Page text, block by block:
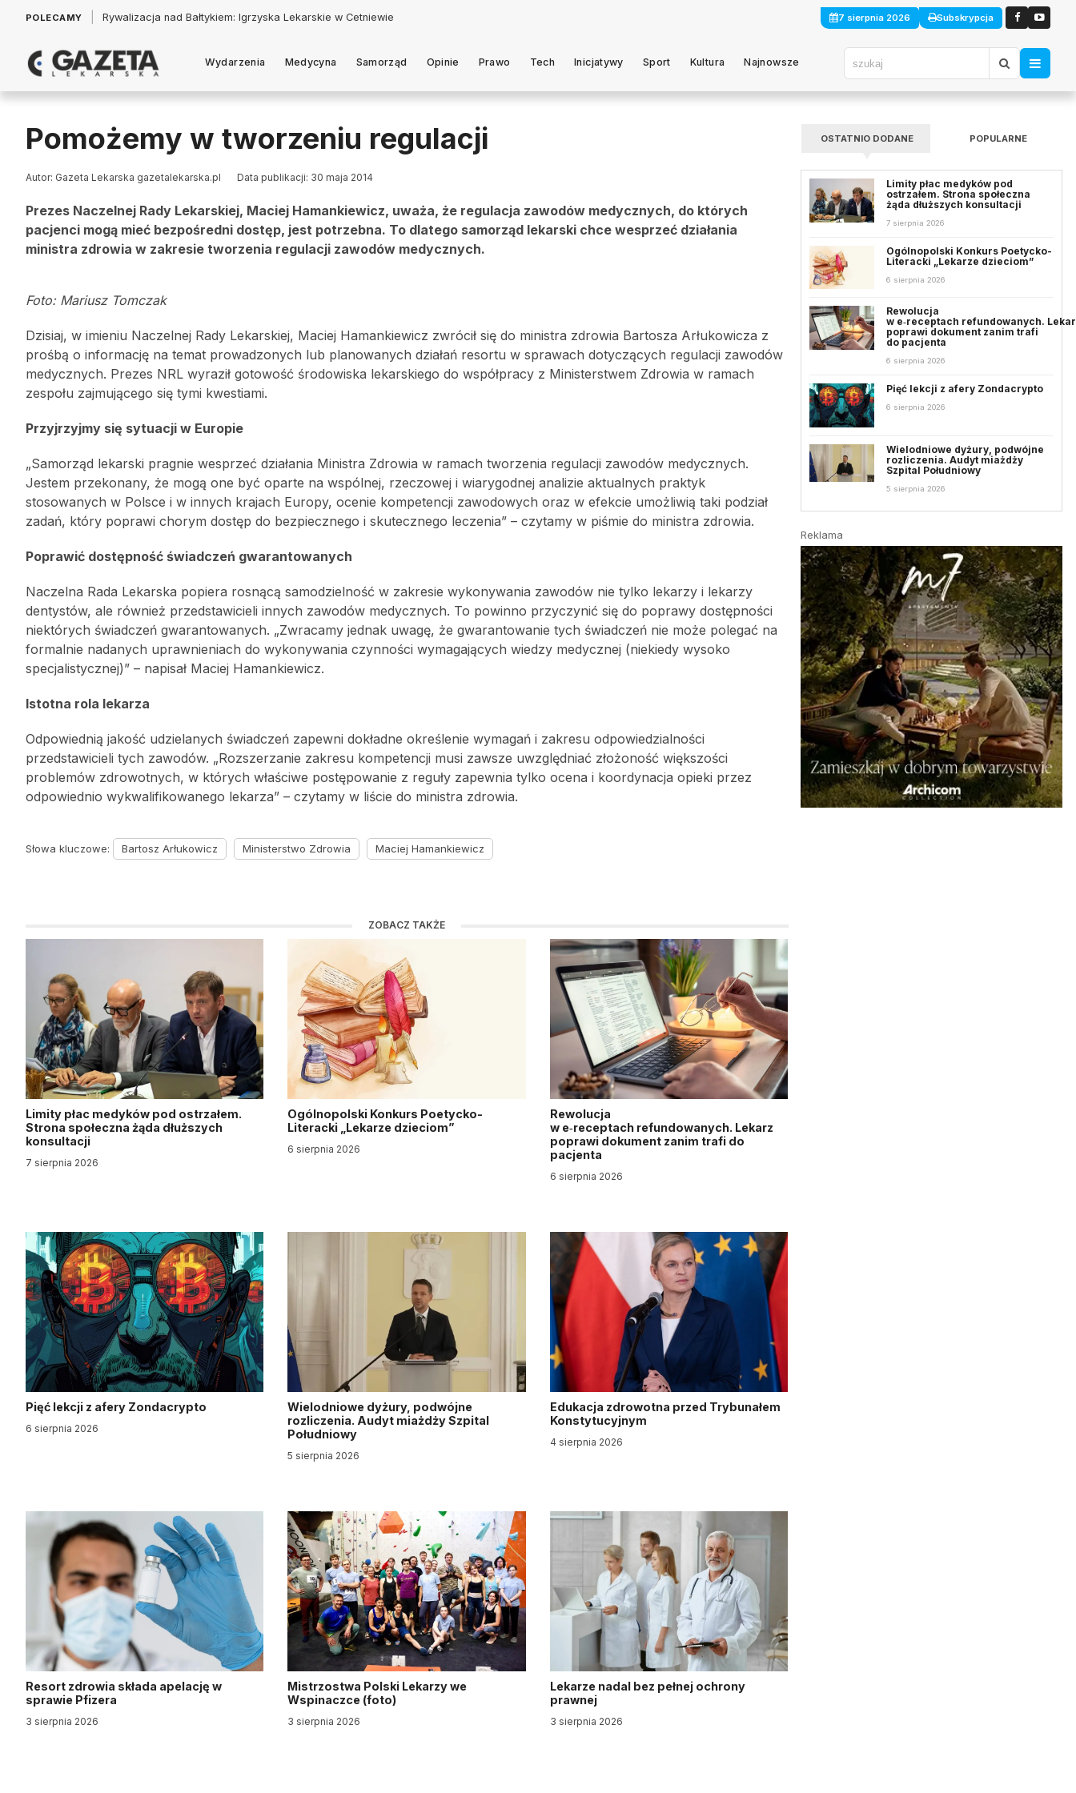
POLECAMY Łukasz Jankowski: Politycy w pogoni za króliczkiem 7 sierpnia 2026 Subskrypcja
Wydarzenia Medycyna Samorząd Opinie Prawo Tech Inicjatywy Sport Kultura Najnowsze
Pomożemy w tworzeniu regulacji
Autor: Gazeta Lekarska gazetalekarska.pl Data publikacji: 30 maja 2014
Prezes Naczelnej Rady Lekarskiej, Maciej Hamankiewicz, uważa, że regulacja zawodów medycznych, do których
pacjenci mogą mieć bezpośredni dostęp, jest potrzebna. To dlatego samorząd lekarski chce wesprzeć działania
ministra zdrowia w zakresie tworzenia regulacji zawodów medycznych.
Foto: Mariusz Tomczak
Dzisiaj, w imieniu Naczelnej Rady Lekarskiej, Maciej Hamankiewicz zwrócił się do ministra zdrowia Bartosza Arłukowicza z
prośbą o informację na temat prowadzonych lub planowanych działań resortu w sprawach dotyczących regulacji zawodów
medycznych. Prezes NRL wyraził gotowość środowiska lekarskiego do współpracy z Ministerstwem Zdrowia w ramach
zespołu zajmującego się tymi kwestiami.
Przyjrzyjmy się sytuacji w Europie
„Samorząd lekarski pragnie wesprzeć działania Ministra Zdrowia w ramach tworzenia regulacji zawodów medycznych.
Jestem przekonany, że mogą one być oparte na wspólnej, rzeczowej i wiarygodnej analizie aktualnych praktyk
stosowanych w Polsce i w innych krajach Europy, ocenie kompetencji zawodowych oraz w efekcie umożliwią taki podział
zadań, który poprawi chorym dostęp do bezpiecznego i skutecznego leczenia” – czytamy w piśmie do ministra zdrowia.
Poprawić dostępność świadczeń gwarantowanych
Naczelna Rada Lekarska popiera rosnącą samodzielność w zakresie wykonywania zawodów nie tylko lekarzy i lekarzy
dentystów, ale również przedstawicieli innych zawodów medycznych. To powinno przyczynić się do poprawy dostępności
niektórych świadczeń gwarantowanych. „Zwracamy jednak uwagę, że gwarantowanie tych świadczeń nie może polegać na
formalnie nadanych uprawnieniach do wykonywania czynności wymagających wiedzy medycznej (niekiedy wysoko
specjalistycznej)” – napisał Maciej Hamankiewicz.
Istotna rola lekarza
Odpowiednią jakość udzielanych świadczeń zapewni dokładne określenie wymagań i zakresu odpowiedzialności
przedstawicieli tych zawodów. „Rozszerzanie zakresu kompetencji musi zawsze uwzględniać złożoność większości
problemów zdrowotnych, w których właściwe postępowanie z reguły zapewnia tylko ocena i koordynacja opieki przez
odpowiednio wykwalifikowanego lekarza” – czytamy w liście do ministra zdrowia.
Słowa kluczowe: Bartosz Arłukowicz Ministerstwo Zdrowia Maciej Hamankiewicz
ZOBACZ TAKŻE
Limity płac medyków pod ostrzałem.
Strona społeczna żąda dłuższych
konsultacji
7 sierpnia 2026
Ogólnopolski Konkurs Poetycko-
Literacki „Lekarze dzieciom”
6 sierpnia 2026
Rewolucja
w e‑receptach refundowanych. Lekarz
poprawi dokument zanim trafi do
pacjenta
6 sierpnia 2026
Pięć lekcji z afery Zondacrypto
6 sierpnia 2026
Wielodniowe dyżury, podwójne
rozliczenia. Audyt miażdży Szpital
Południowy
5 sierpnia 2026
Edukacja zdrowotna przed Trybunałem
Konstytucyjnym
4 sierpnia 2026
Resort zdrowia składa apelację w
sprawie Pfizera
3 sierpnia 2026
Mistrzostwa Polski Lekarzy we
Wspinaczce (foto)
3 sierpnia 2026
Lekarze nadal bez pełnej ochrony
prawnej
3 sierpnia 2026
OSTATNIO DODANE POPULARNE
Limity płac medyków pod
ostrzałem. Strona społeczna
żąda dłuższych konsultacji
7 sierpnia 2026
Ogólnopolski Konkurs Poetycko-
Literacki „Lekarze dzieciom”
6 sierpnia 2026
Rewolucja
w e‑receptach refundowanych.
poprawi dokument zanim trafi
do pacjenta
6 sierpnia 2026
Pięć lekcji z afery Zondacrypto
6 sierpnia 2026
Wielodniowe dyżury, podwójne
rozliczenia. Audyt miażdży
Szpital Południowy
5 sierpnia 2026
Reklama